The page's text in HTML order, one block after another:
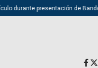
presentación de Bando